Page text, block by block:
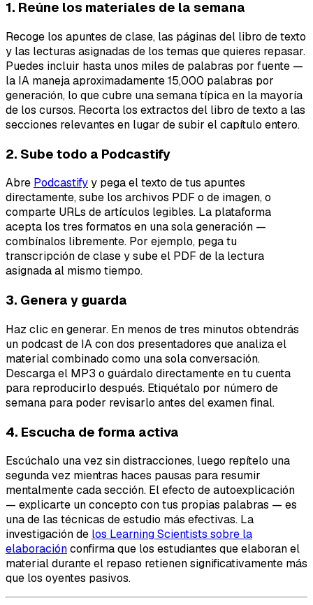
1. Reúne los materiales de la semana
Recoge los apuntes de clase, las páginas del libro de texto
y las lecturas asignadas de los temas que quieres repasar.
Puedes incluir hasta unos miles de palabras por fuente —
la IA maneja aproximadamente 15,000 palabras por
generación, lo que cubre una semana típica en la mayoría
de los cursos. Recorta los extractos del libro de texto a las
secciones relevantes en lugar de subir el capítulo entero.
2. Sube todo a Podcastify
Abre Podcastifyy pega el texto de tus apuntes
directamente, sube los archivos PDF o de imagen, o
comparte URLs de artículos legibles. La plataforma
acepta los tres formatos en una sola generación —
combínalos libremente. Por ejemplo, pega tu
transcripción de clase y sube el PDF de la lectura
asignada al mismo tiempo.
3. Genera y guarda
Haz clic en generar. En menos de tres minutos obtendrás
un podcast de IA con dos presentadores que analiza el
material combinado como una sola conversación.
Descarga el MP3 o guárdalo directamente en tu cuenta
para reproducirlo después. Etiquétalo por número de
semana para poder revisarlo antes del examen final.
4. Escucha de forma activa
Escúchalo una vez sin distracciones, luego repítelo una
segunda vez mientras haces pausas para resumir
mentalmente cada sección. El efecto de autoexplicación
— explicarte un concepto con tus propias palabras — es
una de las técnicas de estudio más efectivas. La
investigación de los Learning Scientists sobre la
elaboraciónconfirma que los estudiantes que elaboran el
material durante el repaso retienen significativamente más
que los oyentes pasivos.